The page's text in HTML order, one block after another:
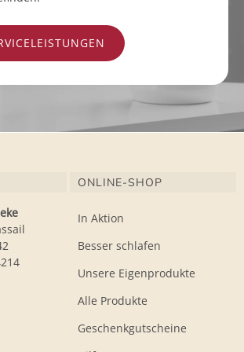
ONLINE-SHOP
In Aktion
Besser schlafen
Unsere Eigenprodukte
Alle Produkte
Geschenkgutscheine